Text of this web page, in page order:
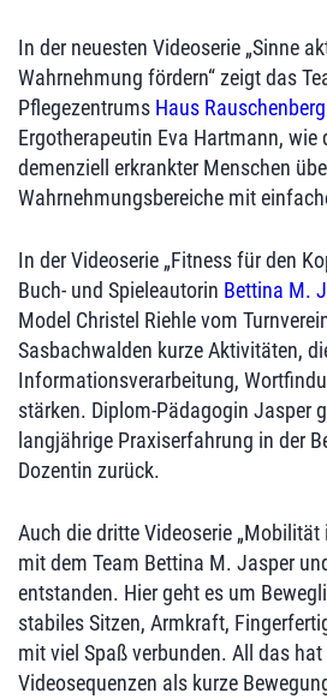
In der neuesten Videoserie „Sinne
Wahrnehmung fördern“ zeigt das
Pflegezentrums Haus Rauschenberg
Ergotherapeutin Eva Hartmann, wie
demenziell erkrankter Menschen
Wahrnehmungsbereiche mit
In der Videoserie „Fitness für den
Buch- und Spieleautorin Bettina M.
Model Christel Riehle vom
Sasbachwalden kurze Aktivitäten,
Informationsverarbeitung,
stärken. Diplom-Pädagogin Jasper
langjährige Praxiserfahrung in der
Dozentin zurück.
Auch die dritte Videoserie
mit dem Team Bettina M. Jasper
entstanden. Hier geht es um
stabiles Sitzen, Armkraft,
mit viel Spaß verbunden. All das
Videosequenzen als kurze